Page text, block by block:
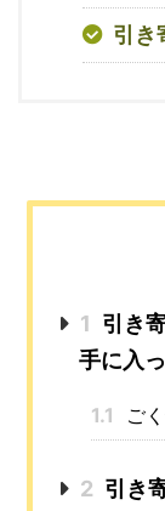
引き
1 引き
手に入
1.1 ご
2 引き